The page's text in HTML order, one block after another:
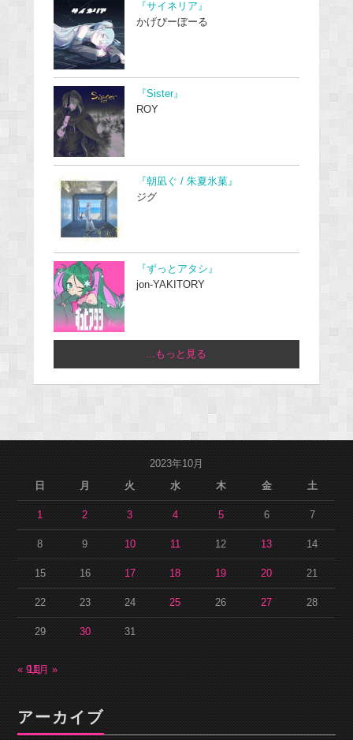
『サイネリア』
かげぴーぼーる
『Sister』
ROY
『朝凪ぐ / 朱夏氷菓』
ジグ
『ずっとアタシ』
jon-YAKITORY
...もっと見る
2023年10月
日
月 火 水 木 金 土
1 2 3 4 5 6 7
8 9 10 11 12 13 14
15 16 17 18 19 20 21
22 23 24 25 26 27 28
29 30 31
« 9月
11月 »
アーカイブ